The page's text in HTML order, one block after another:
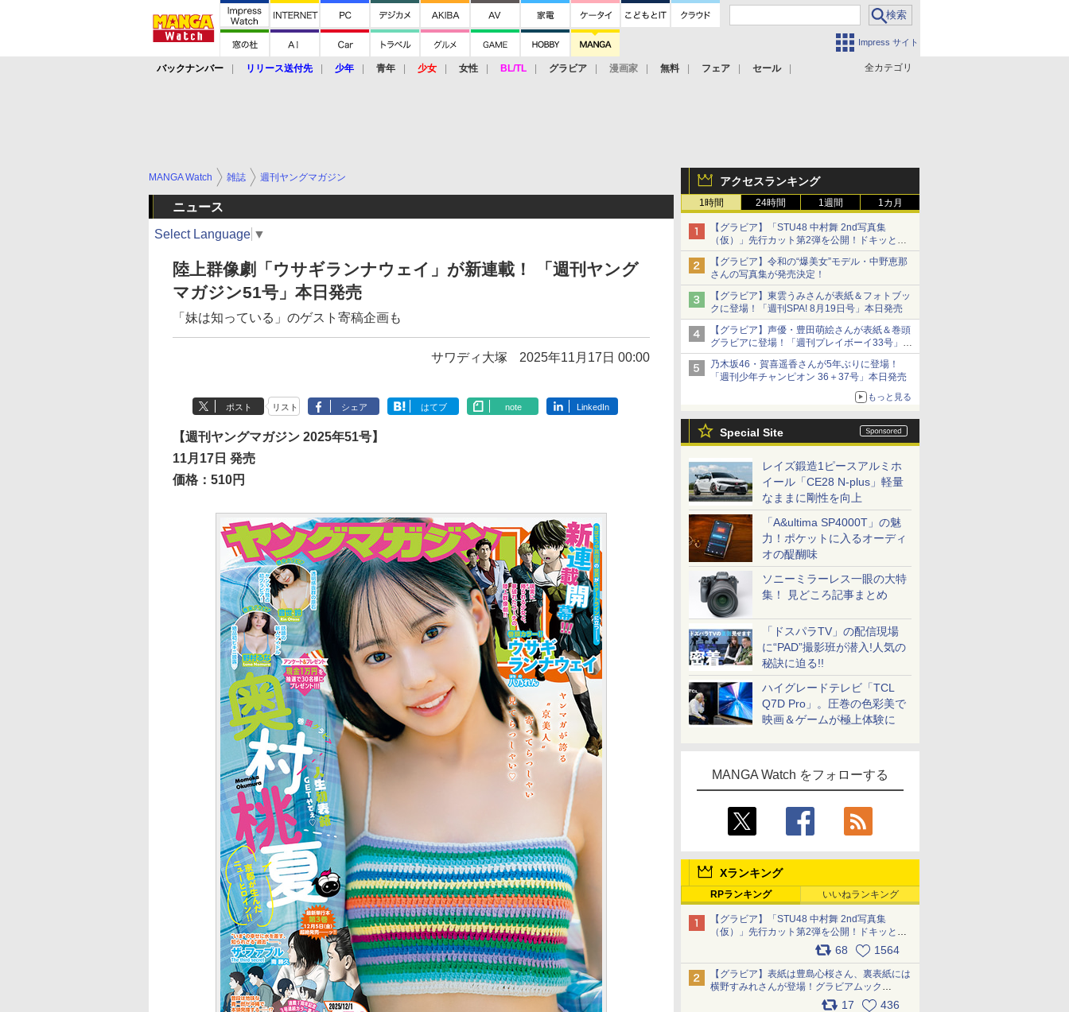
Impress サイト
全カテゴリ
バックナンバー リリース送付先 少年 青年 少女 女性 BL/TL グラビア 漫画家 無料 フェア セール
アクセスランキング
1時間 24時間 1週間 1カ月
【グラビア】「STU48 中村舞 2nd写真集
（仮）」先行カット第2弾を公開！ドキッとす
るランジェリーカットなど新たな挑戦
【グラビア】令和の“爆美女”モデル・中野恵那
さんの写真集が発売決定！
【グラビア】東雲うみさんが表紙＆フォトブッ
クに登場！「週刊SPA! 8月19日号」本日発売
【グラビア】声優・豊田萌絵さんが表紙＆巻頭
グラビアに登場！「週刊プレイボーイ33号」本
日発売
乃木坂46・賀喜遥香さんが5年ぶりに登場！
「週刊少年チャンピオン 36＋37号」本日発売
もっと見る
Special Site
レイズ鍛造1ピースアルミホ
イール「CE28 N-plus」軽量
なままに剛性を向上
「A&ultima SP4000T」の魅
力！ポケットに入るオーディ
オの醍醐味
ソニーミラーレス一眼の大特
集！ 見どころ記事まとめ
「ドスパラTV」の配信現場
に“PAD”撮影班が潜入!人気の
秘訣に迫る!!
ハイグレードテレビ「TCL
Q7D Pro」。圧巻の色彩美で
映画＆ゲームが極上体験に
MANGA Watch をフォローする
Xランキング
RPランキング いいねランキング
【グラビア】「STU48 中村舞 2nd写真集
（仮）」先行カット第2弾を公開！ドキッとす
るランジェリーカットなど新たな挑戦
68 1564
【グラビア】表紙は豊島心桜さん、裏表紙には
横野すみれさんが登場！グラビアムック
「PARADE」2026夏号が本日発売
17 436
MANGA Watch 雑誌 週刊ヤングマガジン
ニュース
Select Language ▼
陸上群像劇「ウサギランナウェイ」が新連載！ 「週刊ヤング
マガジン51号」本日発売
「妹は知っている」のゲスト寄稿企画も
サワディ大塚 2025年11月17日 00:00
ポスト リスト シェア はてブ note LinkedIn
【週刊ヤングマガジン 2025年51号】
11月17日 発売
価格：510円